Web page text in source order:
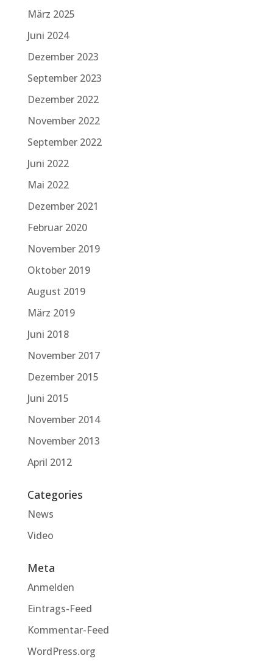
März 2025
Juni 2024
Dezember 2023
September 2023
Dezember 2022
November 2022
September 2022
Juni 2022
Mai 2022
Dezember 2021
Februar 2020
November 2019
Oktober 2019
August 2019
März 2019
Juni 2018
November 2017
Dezember 2015
Juni 2015
November 2014
November 2013
April 2012
Categories
News
Video
Meta
Anmelden
Eintrags-Feed
Kommentar-Feed
WordPress.org